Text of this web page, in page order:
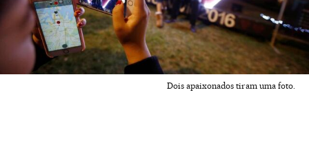
Dois apaixonados tiram uma foto.